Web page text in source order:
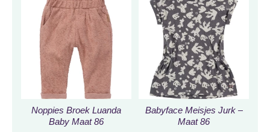
Noppies Broek Luanda
Baby Maat 86
Babyface Meisjes Jurk –
Maat 86